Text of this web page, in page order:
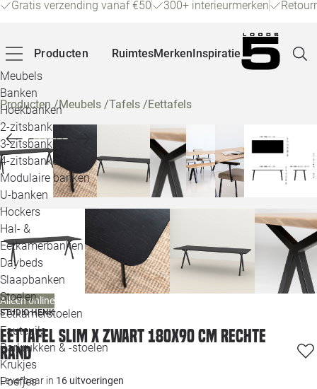
Gratis verzending vanaf €50 300+ interieurmerken
Producten
Meubels
Banken
Hoekbanken
2-zitsbanken
3-zitsbanken
4-zitsbanken
Modulaire banken
U-banken
Hockers
Hal- &
Eetkamerbanken
Daybeds
Slaapbanken
Stoelen
Eetkamerstoelen
Fauteuils
Barkrukken & -stoelen
Krukjes
Poefjes
RuimtesMerkenInspiratie
Producten/Meubels /Tafels /Eettafels
Alleen online
STUDIO HENK
Eettafel Slim X zwart 180x90 cm rechte
rand
Leverbaar in 16 uitvoeringen